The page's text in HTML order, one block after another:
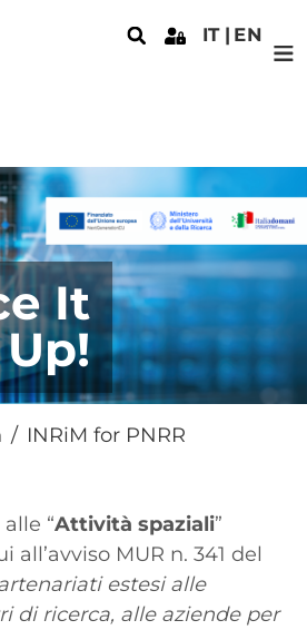
IT EN
It
Up!
INRiM for PNRR
“Attività spaziali”
all’avviso MUR n. 341 del
estesi alle
di ricerca, alle aziende per